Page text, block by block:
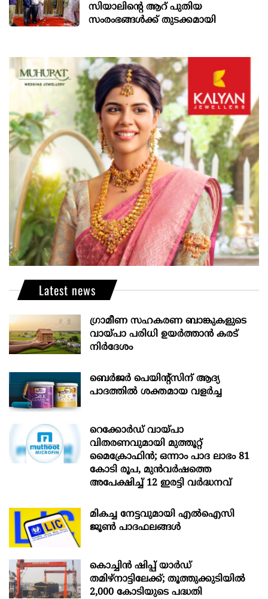
സിയാലിന്റെ ആറ് പുതിയ
സംരംഭങ്ങള്‍ക്ക് തുടക്കമായി
Latest news
ഗ്രാമീണ സഹകരണ ബാങ്കുകളുടെ
വായ്പാ പരിധി ഉയർത്താൻ കരട്
നിർദേശം
ബെർജർ പെയിന്റ്സിന് ആദ്യ
പാദത്തിൽ ശക്തമായ വളർച്ച
റെക്കോർഡ് വായ്പാ
വിതരണവുമായി മുത്തൂറ്റ്
മൈക്രോഫിൻ; ഒന്നാം പാദ ലാഭം 81
കോടി രൂപ, മുൻവർഷത്തെ
അപേക്ഷിച്ച് 12 ഇരട്ടി വർദ്ധനവ്
മികച്ച നേട്ടവുമായി എൽഐസി
ജൂൺ പാദഫലങ്ങൾ
കൊച്ചിന്‍ ഷിപ്പ് യാർഡ്
തമിഴ്നാട്ടിലേക്ക്; തൂത്തുക്കുടിയിൽ
2,000 കോടിയുടെ പദ്ധതി